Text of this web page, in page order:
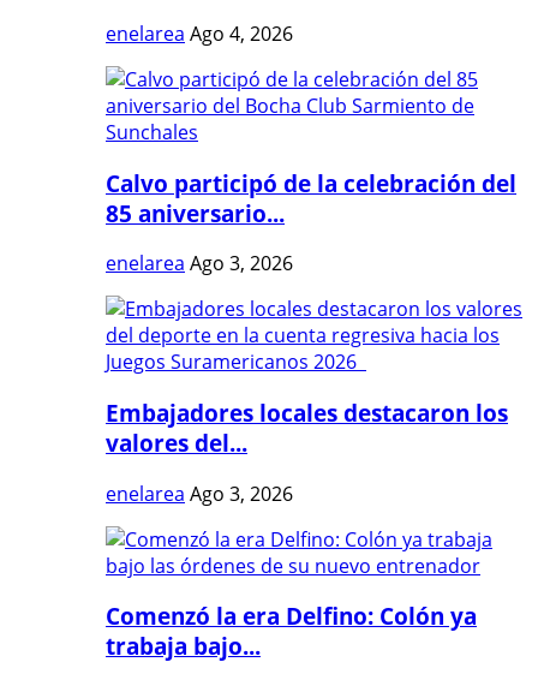
enelarea Ago 4, 2026
Calvo participó de la celebración del
85 aniversario...
enelarea Ago 3, 2026
Embajadores locales destacaron los
valores del...
enelarea Ago 3, 2026
Comenzó la era Delfino: Colón ya
trabaja bajo...